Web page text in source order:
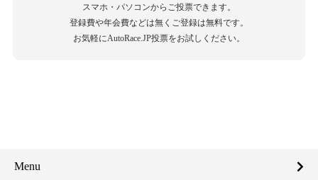
スマホ・パソコンからご投票できます。
登録費や年会費などは無くご登録は無料です。
お気軽にAutoRace.JP投票をお試しください。
Menu